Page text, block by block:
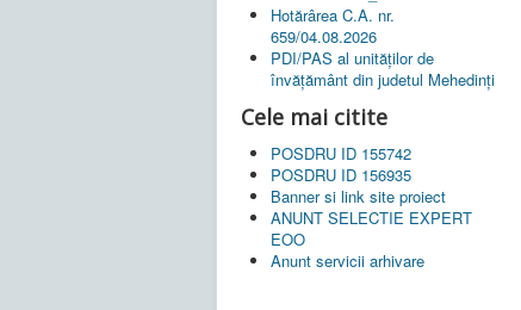
Hotărârea C.A. nr.
659/04.08.2026
PDI/PAS al unităților de
învățământ din judetul Mehedinți
Cele mai citite
POSDRU ID 155742
POSDRU ID 156935
Banner si link site proiect
ANUNT SELECTIE EXPERT
EOO
Anunt servicii arhivare